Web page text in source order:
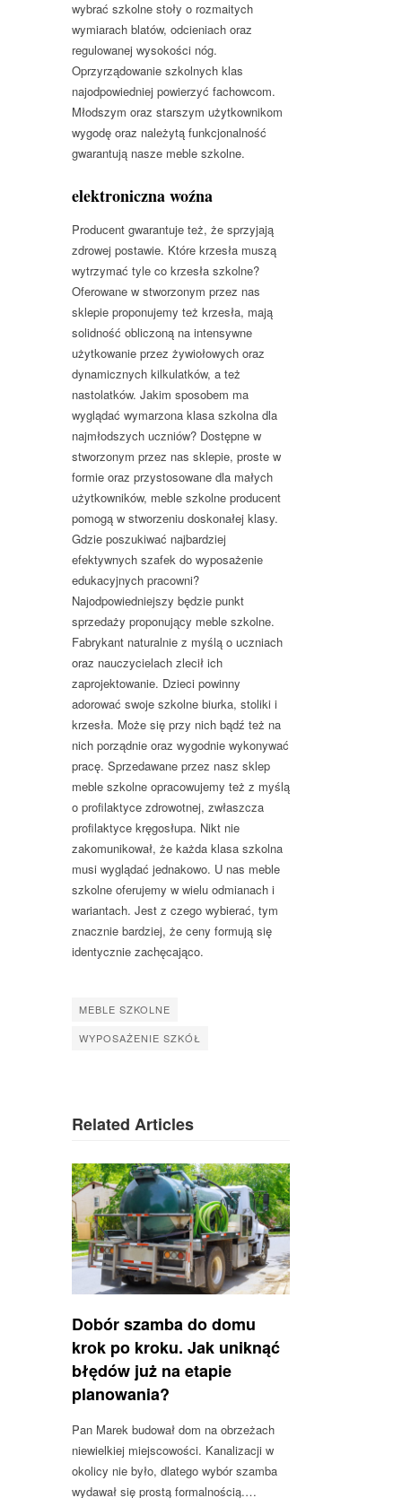
wybrać szkolne stoły o rozmaitych
wymiarach blatów, odcieniach oraz
regulowanej wysokości nóg.
Oprzyrządowanie szkolnych klas
najodpowiedniej powierzyć fachowcom.
Młodszym oraz starszym użytkownikom
wygodę oraz należytą funkcjonalność
gwarantują nasze meble szkolne.
elektroniczna woźna
Producent gwarantuje też, że sprzyjają
zdrowej postawie. Które krzesła muszą
wytrzymać tyle co krzesła szkolne?
Oferowane w stworzonym przez nas
sklepie proponujemy też krzesła, mają
solidność obliczoną na intensywne
użytkowanie przez żywiołowych oraz
dynamicznych kilkulatków, a też
nastolatków. Jakim sposobem ma
wyglądać wymarzona klasa szkolna dla
najmłodszych uczniów? Dostępne w
stworzonym przez nas sklepie, proste w
formie oraz przystosowane dla małych
użytkowników, meble szkolne producent
pomogą w stworzeniu doskonałej klasy.
Gdzie poszukiwać najbardziej
efektywnych szafek do wyposażenie
edukacyjnych pracowni?
Najodpowiedniejszy będzie punkt
sprzedaży proponujący meble szkolne.
Fabrykant naturalnie z myślą o uczniach
oraz nauczycielach zlecił ich
zaprojektowanie. Dzieci powinny
adorować swoje szkolne biurka, stoliki i
krzesła. Może się przy nich bądź też na
nich porządnie oraz wygodnie wykonywać
pracę. Sprzedawane przez nasz sklep
meble szkolne opracowujemy też z myślą
o profilaktyce zdrowotnej, zwłaszcza
profilaktyce kręgosłupa. Nikt nie
zakomunikował, że każda klasa szkolna
musi wyglądać jednakowo. U nas meble
szkolne oferujemy w wielu odmianach i
wariantach. Jest z czego wybierać, tym
znacznie bardziej, że ceny formują się
identycznie zachęcająco.
MEBLE SZKOLNE
WYPOSAŻENIE SZKÓŁ
Related Articles
Dobór szamba do domu
krok po kroku. Jak uniknąć
błędów już na etapie
planowania?
Pan Marek budował dom na obrzeżach
niewielkiej miejscowości. Kanalizacji w
okolicy nie było, dlatego wybór szamba
wydawał się prostą formalnością.…